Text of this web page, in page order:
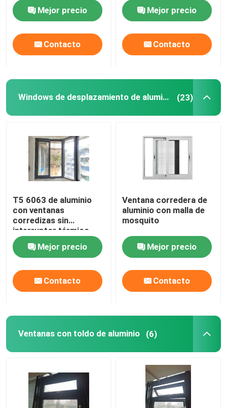
Mejor precio
Contacto
Mejor precio
Contacto
Windows de desplazamiento de aluminio (23)
T5 6063 de aluminio
con ventanas
corredizas sin
interruptor térmico
para cocina
Mejor precio
Contacto
Ventana corredera de
aluminio con malla de
mosquito
Mejor precio
Contacto
Ventanas con toldo de aluminio (6)